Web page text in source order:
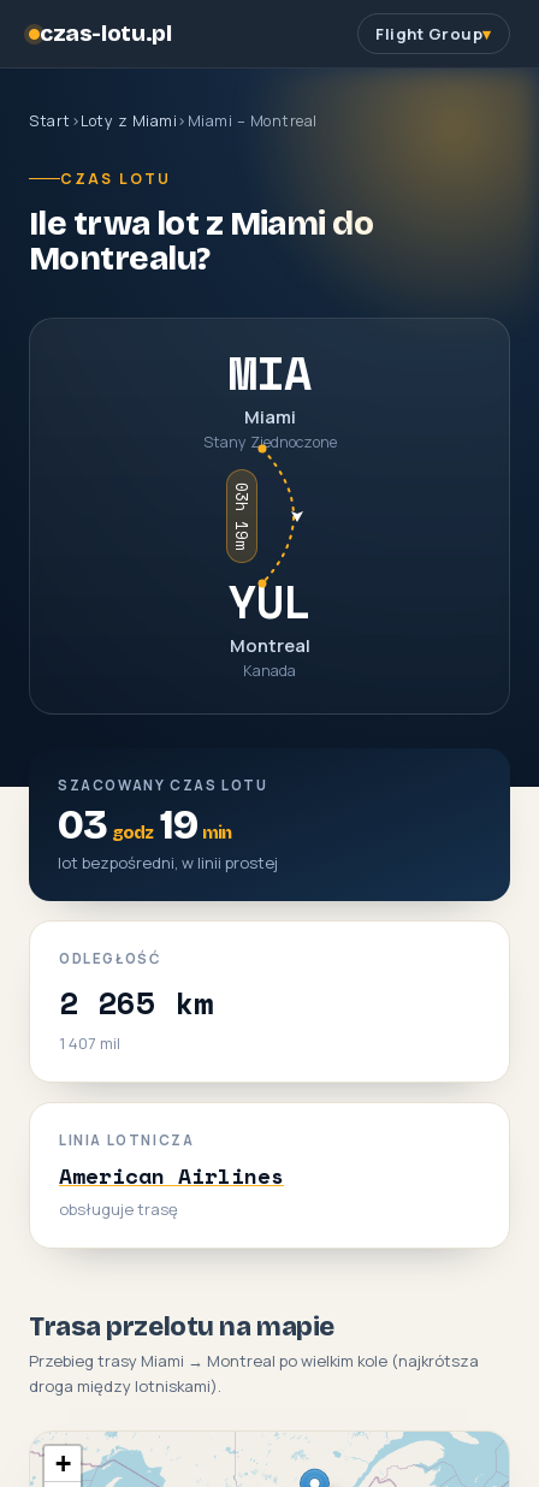
czas-lotu.pl Flight Group
Start ›Loty z Miami› Miami – Montreal
CZAS LOTU
Ile trwa lot z Miami do
Montrealu?
MIA
Miami
Stany Zjednoczone
03h 19m
YUL
Montreal
Kanada
SZACOWANY CZAS LOTU
03 godz19 min
lot bezpośredni, w linii prostej
ODLEGŁOŚĆ
2 265 km
1 407 mil
LINIA LOTNICZA
American Airlines
obsługuje trasę
Trasa przelotu na mapie
Przebieg trasy Miami → Montreal po wielkim kole (najkrótsza
droga między lotniskami).
+